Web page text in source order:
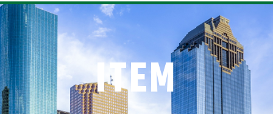
ITEM